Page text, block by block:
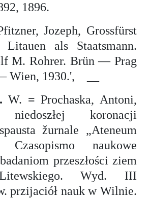
1896.
Jozeph, Grossfürst
als Staatsmann.
M. Rohrer. Brün — Prag
1930.', __
W. =Prochaska, Antoni,
niedoszłej koronacji
žurnale „Ateneum
Czasopismo naukowe
przeszłości ziem
Wyd. III
przijaciół nauk w Wilnie.